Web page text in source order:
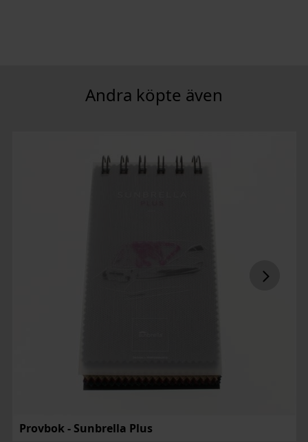
Provbok - Sunbrella Plus